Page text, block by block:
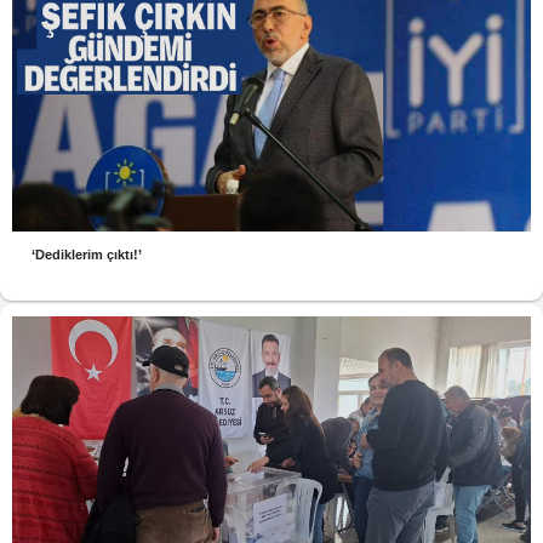
‘Dediklerim çıktı!’